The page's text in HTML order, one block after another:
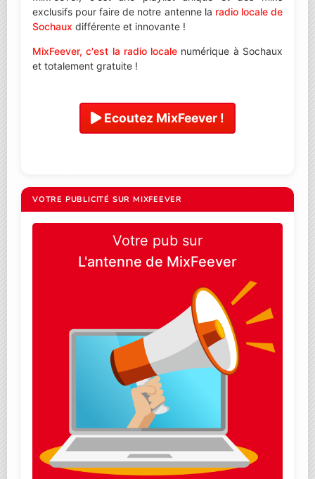
exclusifs pour faire de notre antenne la radio locale de
Sochaux différente et innovante !
MixFeever, c'est la radio locale numérique à Sochaux
et totalement gratuite !
Ecoutez MixFeever !
VOTRE PUBLICITÉ SUR MIXFEEVER
Votre pub sur
L'antenne de MixFeever